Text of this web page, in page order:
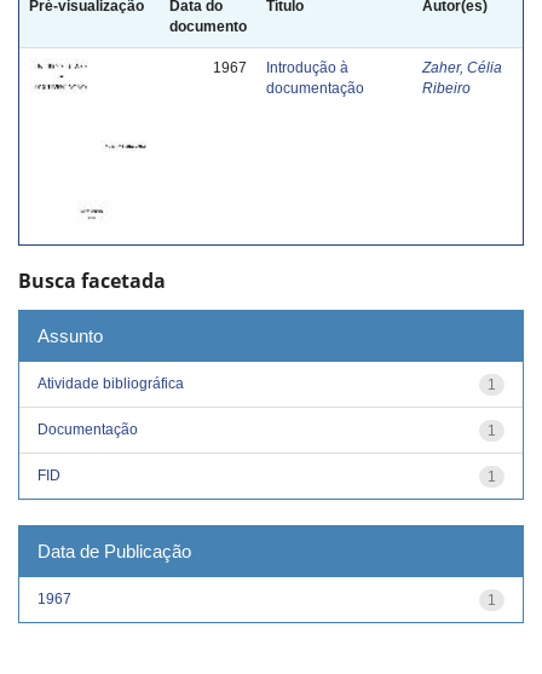
Pré-visualização
Data do
documento
Título Autor(es)
1967
Introdução à
documentação
Zaher, Célia
Ribeiro
Busca facetada
Assunto
1
Atividade bibliográfica
1
Documentação
1
FID
Data de Publicação
1
1967